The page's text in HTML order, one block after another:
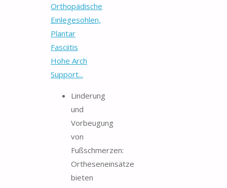
Orthopädische
Einlegesohlen,
Plantar
Fasciitis
Hohe Arch
Support...
Linderung
und
Vorbeugung
von
Fußschmerzen:
Ortheseneinsätze
bieten